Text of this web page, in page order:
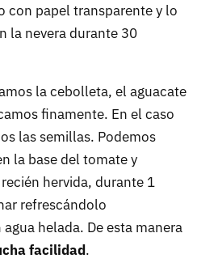
con papel transparente y lo
la nevera durante 30
la cebolleta, el aguacate
finamente. En el caso
las semillas. Podemos
la base del tomate y
hervida, durante 1
refrescándolo
helada. De esta manera
facilidad.